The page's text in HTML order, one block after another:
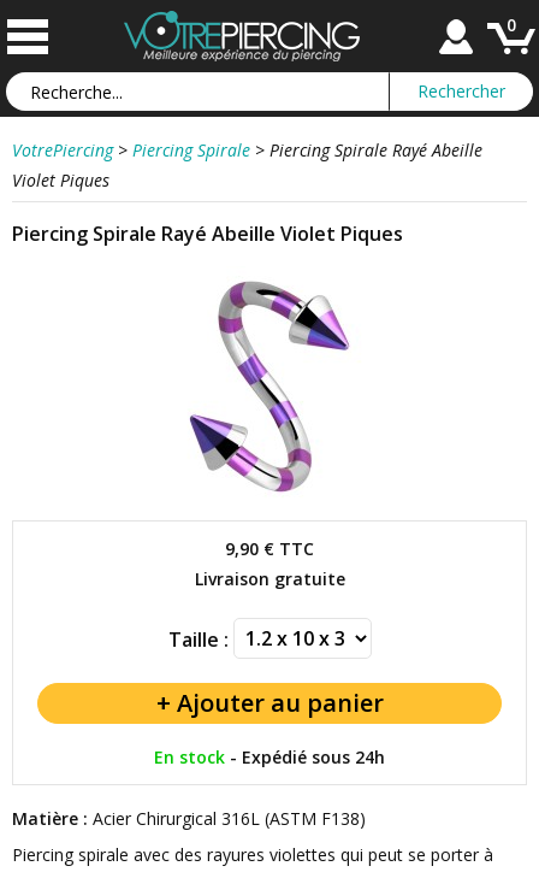
0
VotrePiercing > Piercing Spirale > Piercing Spirale Rayé Abeille
Violet Piques
Piercing Spirale Rayé Abeille Violet Piques
9,90 € TTC
Livraison gratuite
Taille :
En stock - Expédié sous 24h
Matière : Acier Chirurgical 316L (ASTM F138)
Piercing spirale avec des rayures violettes qui peut se porter à